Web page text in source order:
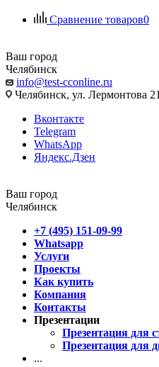
Сравнение товаров0
Ваш город
Челябинск
info@test-cconline.ru
Челябинск, ул. Лермонтова
Вконтакте
Telegram
WhatsApp
Яндекс.Дзен
Ваш город
Челябинск
+7 (495) 151-09-99
Whatsapp
Услуги
Проекты
Как купить
Компания
Контакты
Презентации
Презентация для
Презентация для
...